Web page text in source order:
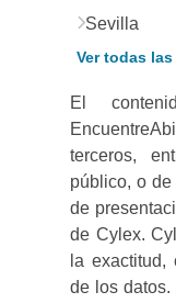
Sevilla
Ver todas
El
terceros,
público, o
de
de Cylex.
la exactitud,
de los datos.